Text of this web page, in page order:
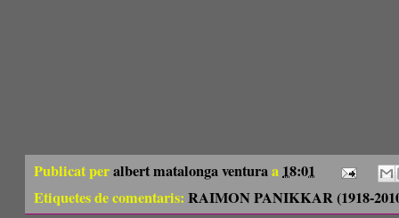
Publicat peralbert matalonga venturaa18:01
Etiquetes de comentaris: RAIMON PANIKKAR (1918-